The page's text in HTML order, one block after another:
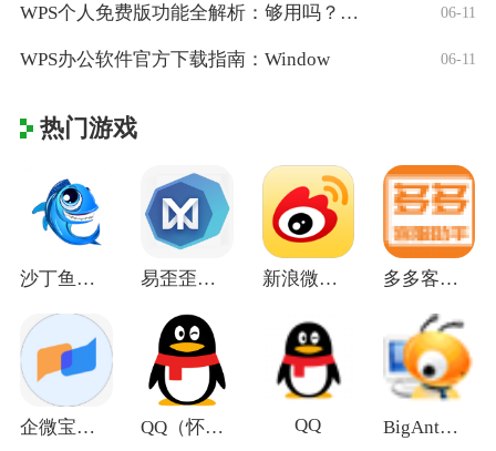
WPS个人免费版功能全解析：够用吗？适合 06-11
WPS办公软件官方下载指南：Window 06-11
热门游戏
沙丁鱼星球官网电脑版 易歪歪电脑版 新浪微博电脑版 多多客服助手电脑版
企微宝官网电脑版 QQ（怀旧版） QQ BigAnt电脑版